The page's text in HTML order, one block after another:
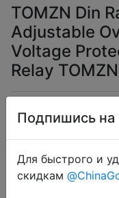
TOMZN Din
Adjustable
Voltage
Relay
Подпишись на
Для быстрого и
скидкам